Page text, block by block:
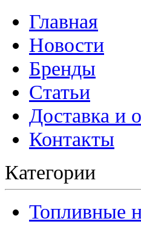
Главная
Новости
Бренды
Статьи
Доставка и
Контакты
Категории
Топливные